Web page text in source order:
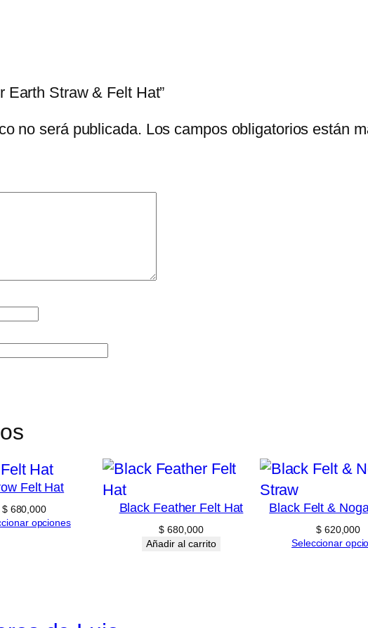
Earth Straw & Felt Hat”
no será publicada. Los campos obligatorios están
Felt Hat
$680,000
opciones
Black Feather Felt Hat
$ 680,000
Añadir al carrito
Black Felt &
$620,000
Seleccionar